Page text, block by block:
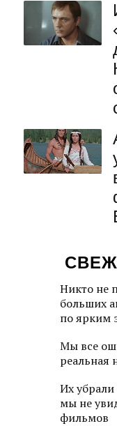
Никто не
больших
по ярким
Мы все
реальная
Их
мы не
фильмов